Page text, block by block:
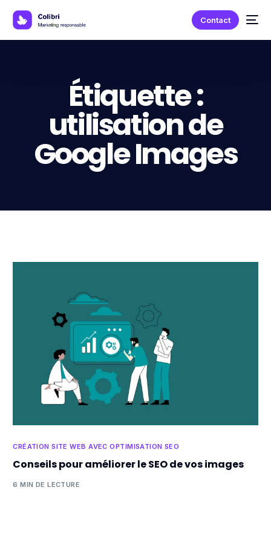
Contact
Étiquette :
utilisation de
Google Images
CRÉATION SITE WEB AVEC OPTIMISATION SEO
Conseils pour améliorer le SEO de vos images
6 MIN DE LECTURE